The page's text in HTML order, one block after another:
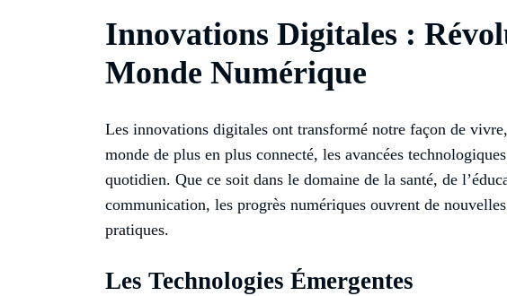
Innovations Digitales :
Monde Numérique
Les innovations digitales ont transformé notre façon de
monde de plus en plus connecté, les avancées
quotidien. Que ce soit dans le domaine de la santé, de
communication, les progrès numériques ouvrent de
pratiques.
Les Technologies Émergentes